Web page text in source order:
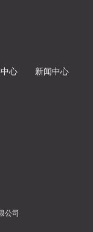
公司
心 新闻中心